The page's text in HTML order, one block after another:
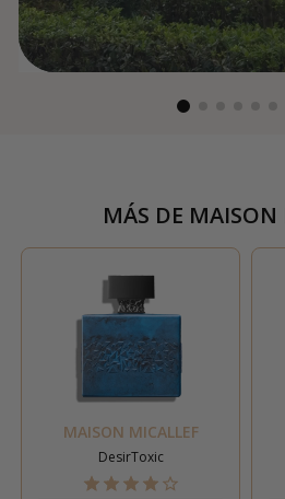
MÁS DE MAISON
MAISON MICALLEF
DesirToxic